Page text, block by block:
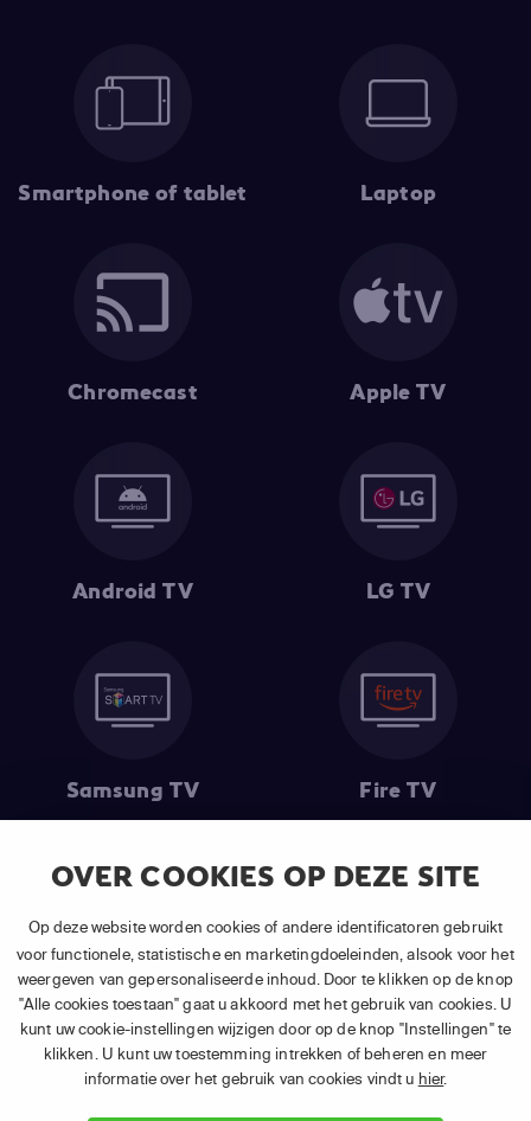
OVER COOKIES OP DEZE SITE
Op deze website worden cookies of andere identificatoren gebruikt
voor functionele, statistische en marketingdoeleinden, alsook voor het
weergeven van gepersonaliseerde inhoud. Door te klikken op de knop
"Alle cookies toestaan" gaat u akkoord met het gebruik van cookies. U
kunt uw cookie-instellingen wijzigen door op de knop "Instellingen" te
klikken. U kunt uw toestemming intrekken of beheren en meer
informatie over het gebruik van cookies vindt u hier.
Smartphone of tablet Laptop
Chromecast Apple TV
Android TV LG TV
Samsung TV Fire TV
(1) De eerste 30 dagen gratis: Geldig op alle nieuwe abonnementen
van APP TV Light, Basic of Plus.
(2) Prijs abonnement : Incl. BTW.
(3) Restart & Replayis beschikbaar voorvolgende zendersafhankelijk
van je gekozen pakket.